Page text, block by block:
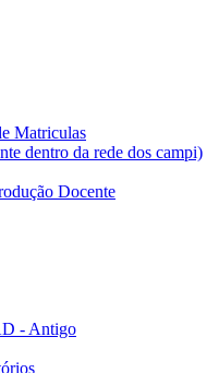
Matriculas
dentro da rede dos campi)
Docente
- Antigo